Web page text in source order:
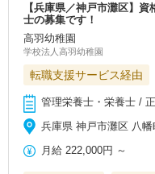
【兵庫県／神戸市灘区】
士の募集です！
高羽幼稚園
学校法人高羽幼稚園
転職支援サービス経由
管理栄養士・栄養士 /
兵庫県 神戸市灘区 八幡
月給 222,000円 ～